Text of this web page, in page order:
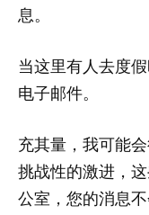
息。
当这里有人去度
电子邮件。
充其量，我可能
挑战性的激进，
公室，您的消息